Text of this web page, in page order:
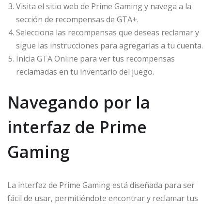
Visita el sitio web de Prime Gaming y navega a la
sección de recompensas de GTA+.
Selecciona las recompensas que deseas reclamar y
sigue las instrucciones para agregarlas a tu cuenta.
Inicia GTA Online para ver tus recompensas
reclamadas en tu inventario del juego.
Navegando por la
interfaz de Prime
Gaming
La interfaz de Prime Gaming está diseñada para ser
fácil de usar, permitiéndote encontrar y reclamar tus